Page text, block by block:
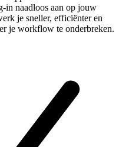
in naadloos aan op jouw
je sneller, efficiënter en
je workflow te onderbreken.